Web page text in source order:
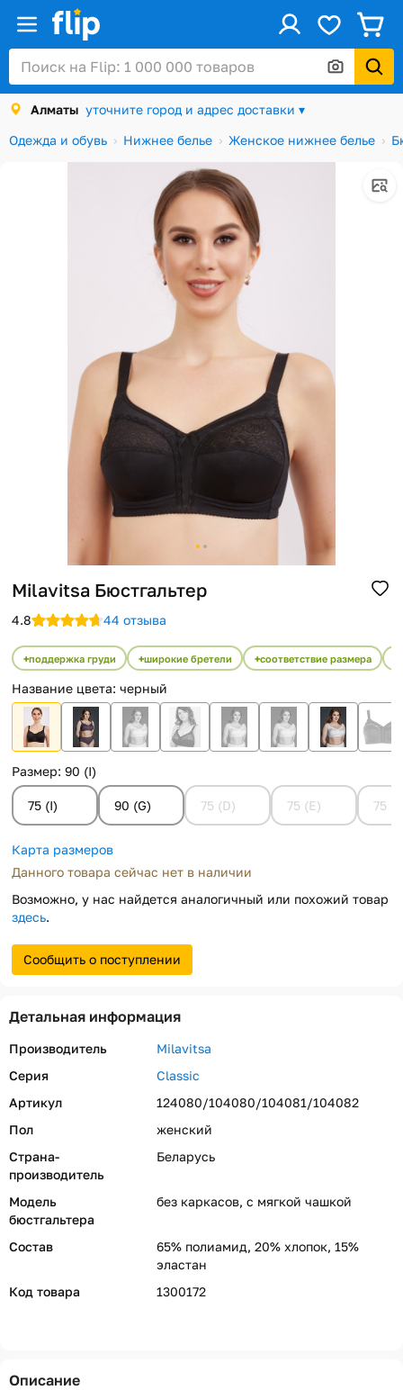
Алматы уточните город и адрес доставки ▾
Одежда и обувь
Нижнее белье Женское нижнее белье
Milavitsa Бюстгальтер
4.8 44 отзыва
поддержка груди широкие бретели соответствие размера
Название цвета: черный
Размер: 90 (I)
75 (I) 90 (G) 75 (D) 75 (E) 75
Карта размеров
Данного товара сейчас нет в наличии
Возможно, у нас найдется аналогичный или похожий товар
здесь.
Сообщить о поступлении
Детальная информация
Производитель
Milavitsa
Серия
Classic
Артикул
124080/104080/104081/104082
Пол
женский
Страна-
производитель
Беларусь
Модель
бюстгальтера
без каркасов, с мягкой чашкой
Состав
65% полиамид, 20% хлопок, 15%
эластан
Код товара
1300172
Описание
Войти / Регистрация
Каталог
Скидки и акции
История просмотров
Помощь
Способы доставки
Способы оплаты